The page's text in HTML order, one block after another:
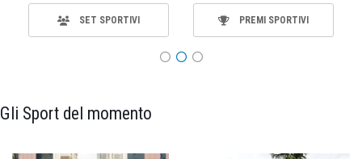
SET SPORTIVI PREMI SPORTIVI
Gli Sport del momento